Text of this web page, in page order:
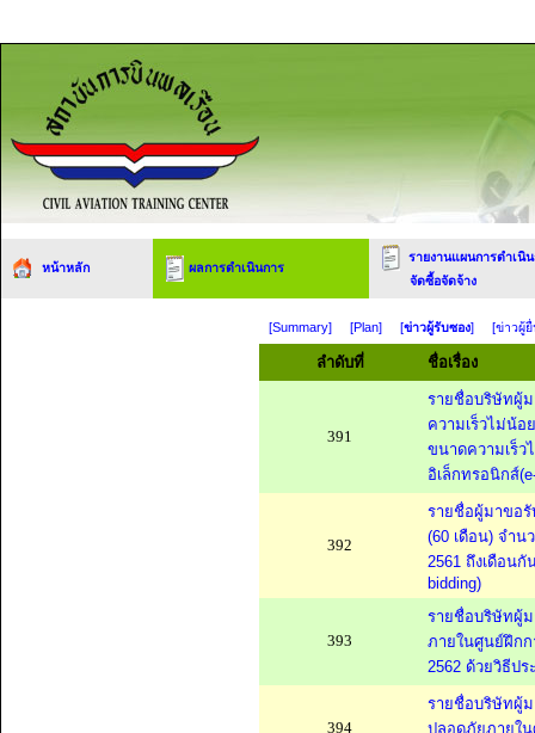
หน้าหลัก ผลการดำเนินการ
รายงานแผนการดำเนิ
จัดซื้อจัดจ้าง
[Summary] [Plan] [ข่าวผู้รับซอง] [ข่าวผู้
ลำดับที่ ชื่อเรื่อง
391
รายชื่อบริษัทผู้ม
ความเร็วไม่น้อ
ขนาดความเร็ว
อิเล็กทรอนิกส์
392
รายชื่อผู้มาขอรั
(60 เดือน) จำน
2561 ถึงเดือน
bidding)
393
รายชื่อบริษัทผู้ม
ภายในศูนย์ฝึก
2562 ด้วยวิธีปร
394
รายชื่อบริษัทผู้ม
ปลอดภัยภายใ